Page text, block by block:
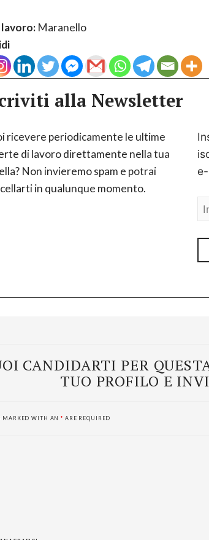
lavoro: Maranello
alla Newsletter
ricevere periodicamente le ultime
di lavoro direttamente nella tua
Non invieremo spam e potrai
in qualunque momento.
e-
CANDIDARTI PER
TUO PROFILO E
MARKED WITH AN* ARE REQUIRED